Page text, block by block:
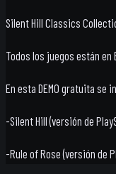
Silent Hill Classics
Todos los juegos están
En esta DEMO gratuita se
-Silent Hill (versión de
-Rule of Rose (versión de